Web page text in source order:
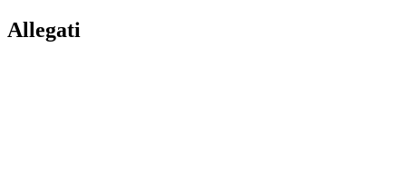
Allegati